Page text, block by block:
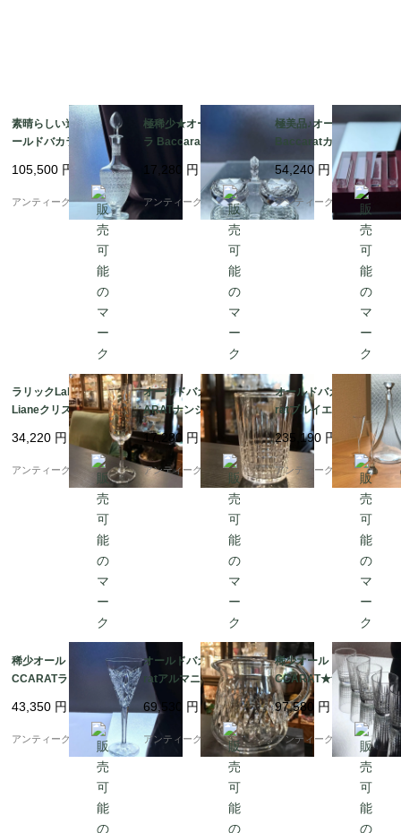
とても古いお品です。
割れ、欠けなど無く、良好な状態かと思います。
製造時についた気泡、よれ、細かいスレキズなどある場合が
ございます。
写真にてご確認ください。
艶のある美品です。
アンティーク品にご理解ある方のご入札を
お待ちしております。
サイズはおよそ高さ6.5cm 口径4.5cm満水60ml
1936年以前のお品のため、底にバカラマークはございませ
一度手にとってご覧になればきっと凜とした
その美しさに魅了されるでしょう。
くつろぎのひとときをバカラと共にお過ごし下さいませ。
バカラの古くからあるコレクションの一つで今もなお支持さ
定番のモデルです。
素晴らしい造形美★オ
ールドバカラ Baccara
tローハンRohanデキャ
ンタ♡
105,500 円
アンティーク ボアルネ
極稀少★オールドバカ
ラ Baccarat可愛い塩
入れ♡クリスタル♡ダ
イヤモンド☆
17,280 円
アンティーク ボアルネ
極美品♪オールドバカラ
Baccaratカトラリーレ
スト箸置き6本☆クリス
タル☆
54,240 円
アンティーク ボアルネ
ラリックLaliqueリアン
Lianeクリスタルシャン
パンフルート金彩ゴー
ルド
34,220 円
アンティーク ボアルネ
オールドバカラBACC
ARATナンシーNancy
★アペリティフグラス
★日本酒にも
17,280 円
アンティーク ボアルネ
オールドバカラ Bacca
ratブルイエ Bleuetシ
ョットグラス６個&カ
ラフ
235,190 円
アンティーク ボアルネ
稀少オールドバカラBA
CCARATラグニーLagn
yシャンパン・カクテル
フルート
43,350 円
アンティーク ボアルネ
オールドバカラ Bacca
ratアルマニャックArm
agnacピッチャー水差
し
69,530 円
アンティーク ボアルネ
稀少オールドバカラBA
CCARAT★ナンシーNa
ncy★アペリティフグ
ラス6個♡
97,580 円
アンティーク ボアルネ